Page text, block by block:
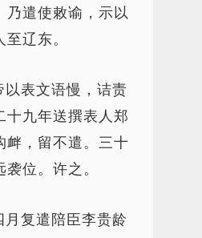
乃遣使敕谕，示以
辽东。
表文语慢，诘责
十九年送撰表人郑
衅，留不遣。三十
位。许之。
复遣陪臣李贵龄